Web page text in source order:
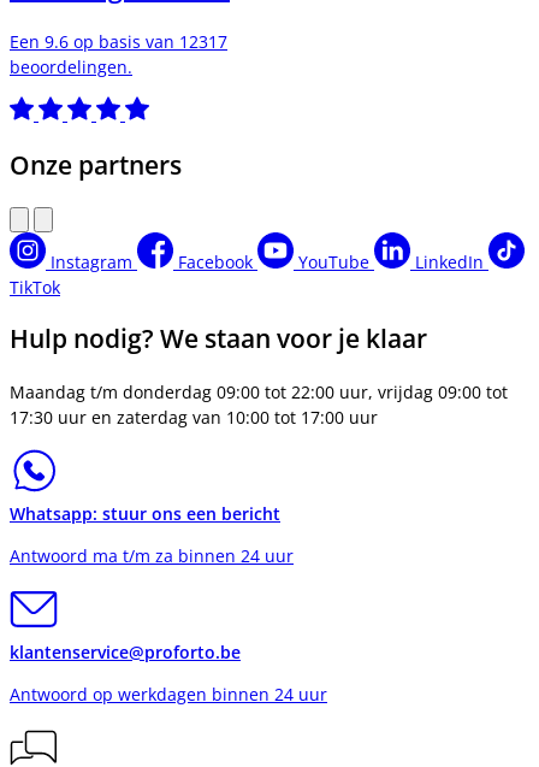
Een 9.6 op basis van 12317
beoordelingen.
Onze partners
Instagram Facebook YouTube
LinkedIn
TikTok
Hulp nodig? We staan voor je klaar
Maandag t/m donderdag 09:00 tot 22:00 uur, vrijdag 09:00 tot
17:30 uur en zaterdag van 10:00 tot 17:00 uur
Whatsapp: stuur ons een bericht
Antwoord ma t/m za binnen 24 uur
klantenservice@proforto.be
Antwoord op werkdagen binnen 24 uur